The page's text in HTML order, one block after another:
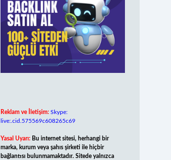
Reklam ve İletişim: Skype:
live:.cid.575569c608265c69
Yasal Uyarı: Bu internet sitesi, herhangi bir
marka, kurum veya şahıs şirketi ile hiçbir
bağlantısı bulunmamaktadır. Sitede yalnızca